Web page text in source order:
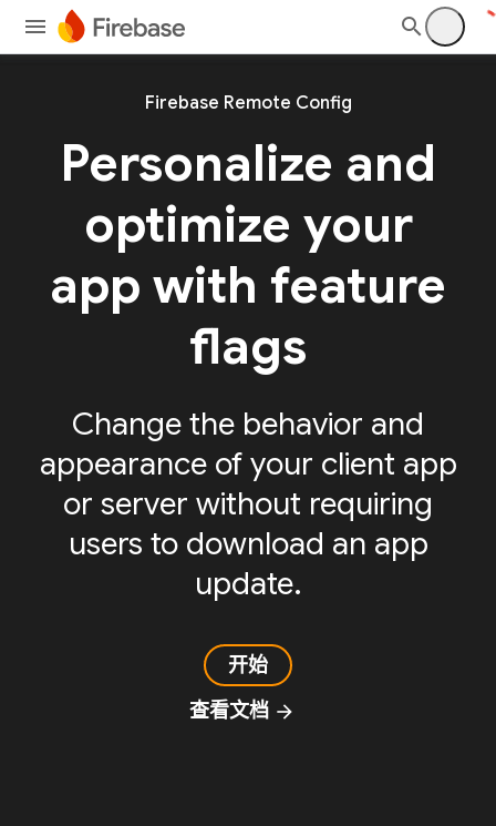
Firebase Remote Config
Personalize and
optimize your
app with feature
flags
Change the behavior and
appearance of your client app
or server without requiring
users to download an app
update.
开始
查看文档 arrow_forward